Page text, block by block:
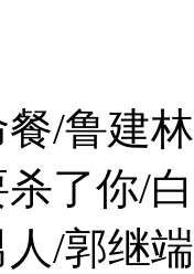
/鲁建林
了你/白
/郭继端